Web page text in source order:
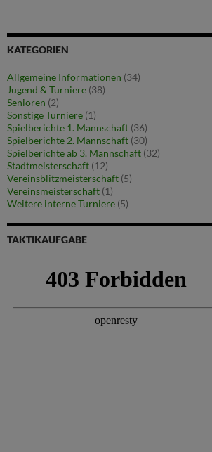
KATEGORIEN
Allgemeine Informationen (34)
Jugend & Turniere (38)
Senioren (2)
Sonstige Turniere (1)
Spielberichte 1. Mannschaft (36)
Spielberichte 2. Mannschaft (30)
Spielberichte ab 3. Mannschaft (32)
Stadtmeisterschaft (12)
Vereinsblitzmeisterschaft (5)
Vereinsmeisterschaft (1)
Weitere interne Turniere (5)
TAKTIKAUFGABE